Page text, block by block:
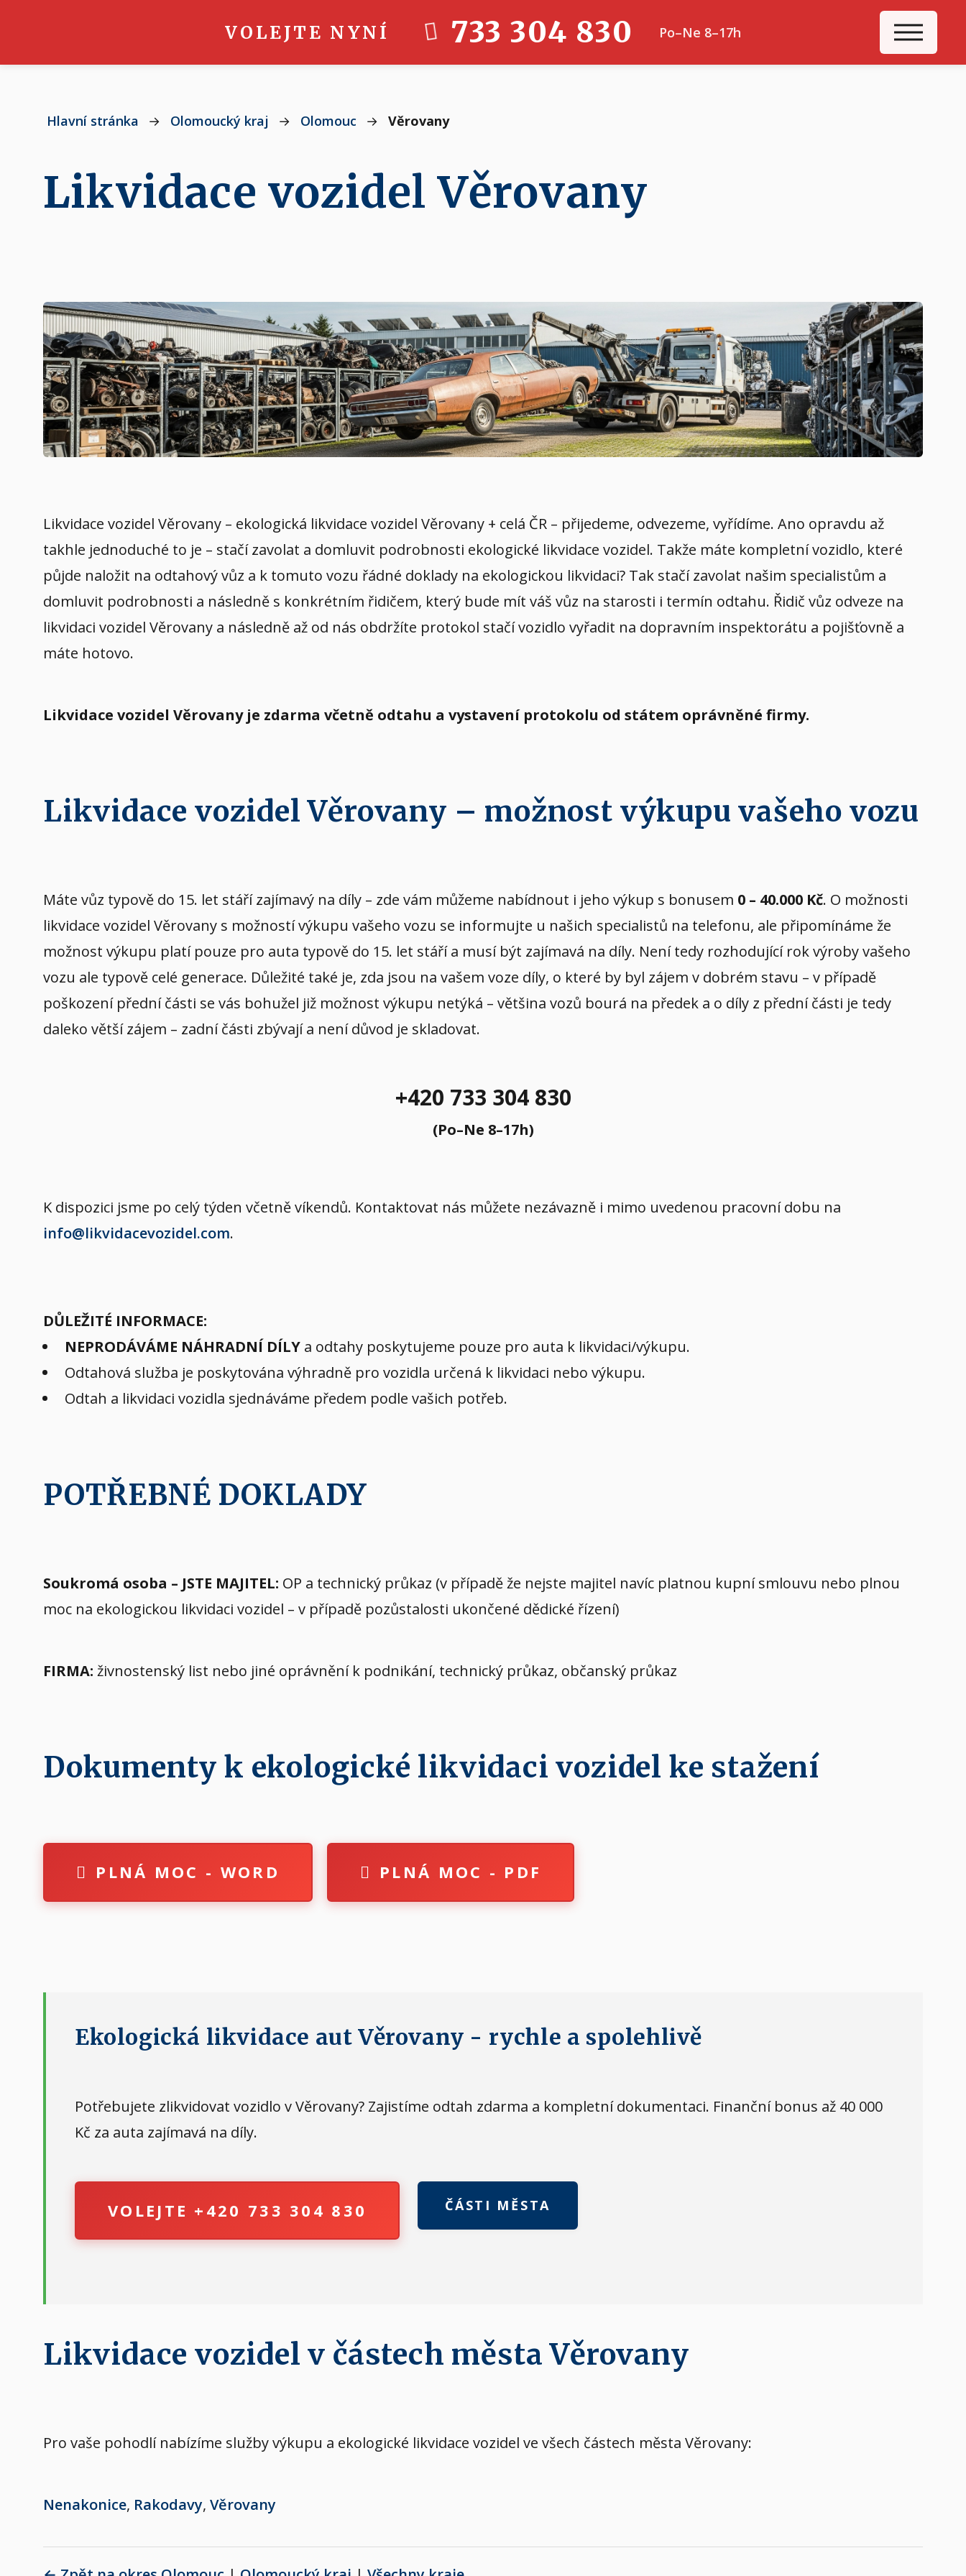
VOLEJTE NYNÍ 733 304 830 Po–Ne 8–17h
Hlavní stránka → Olomoucký kraj → Olomouc → Věrovany
Likvidace vozidel Věrovany
Likvidace vozidel Věrovany – ekologická likvidace vozidel Věrovany + celá ČR – přijedeme, odvezeme, vyřídíme. Ano opravdu až
takhle jednoduché to je – stačí zavolat a domluvit podrobnosti ekologické likvidace vozidel. Takže máte kompletní vozidlo, které
půjde naložit na odtahový vůz a k tomuto vozu řádné doklady na ekologickou likvidaci? Tak stačí zavolat našim specialistům a
domluvit podrobnosti a následně s konkrétním řidičem, který bude mít váš vůz na starosti i termín odtahu. Řidič vůz odveze na
likvidaci vozidel Věrovany a následně až od nás obdržíte protokol stačí vozidlo vyřadit na dopravním inspektorátu a pojišťovně a
máte hotovo.
Likvidace vozidel Věrovany je zdarma včetně odtahu a vystavení protokolu od státem oprávněné firmy.
Likvidace vozidel Věrovany – možnost výkupu vašeho vozu
Máte vůz typově do 15. let stáří zajímavý na díly – zde vám můžeme nabídnout i jeho výkup s bonusem 0 – 40.000 Kč. O možnosti
likvidace vozidel Věrovany s možností výkupu vašeho vozu se informujte u našich specialistů na telefonu, ale připomínáme že
možnost výkupu platí pouze pro auta typově do 15. let stáří a musí být zajímavá na díly. Není tedy rozhodující rok výroby vašeho
vozu ale typově celé generace. Důležité také je, zda jsou na vašem voze díly, o které by byl zájem v dobrém stavu – v případě
poškození přední části se vás bohužel již možnost výkupu netýká – většina vozů bourá na předek a o díly z přední části je tedy
daleko větší zájem – zadní části zbývají a není důvod je skladovat.
+420 733 304 830
(Po–Ne 8–17h)
K dispozici jsme po celý týden včetně víkendů. Kontaktovat nás můžete nezávazně i mimo uvedenou pracovní dobu na
info@likvidacevozidel.com.
DŮLEŽITÉ INFORMACE:
NEPRODÁVÁME NÁHRADNÍ DÍLY a odtahy poskytujeme pouze pro auta k likvidaci/výkupu.
Odtahová služba je poskytována výhradně pro vozidla určená k likvidaci nebo výkupu.
Odtah a likvidaci vozidla sjednáváme předem podle vašich potřeb.
POTŘEBNÉ DOKLADY
Soukromá osoba – JSTE MAJITEL: OP a technický průkaz (v případě že nejste majitel navíc platnou kupní smlouvu nebo plnou
moc na ekologickou likvidaci vozidel – v případě pozůstalosti ukončené dědické řízení)
FIRMA: živnostenský list nebo jiné oprávnění k podnikání, technický průkaz, občanský průkaz
Dokumenty k ekologické likvidaci vozidel ke stažení
PLNÁ MOC - WORD PLNÁ MOC - PDF
Ekologická likvidace aut Věrovany - rychle a spolehlivě
Potřebujete zlikvidovat vozidlo v Věrovany? Zajistíme odtah zdarma a kompletní dokumentaci. Finanční bonus až 40 000
Kč za auta zajímavá na díly.
VOLEJTE +420 733 304 830 ČÁSTI MĚSTA
Likvidace vozidel v částech města Věrovany
Pro vaše pohodlí nabízíme služby výkupu a ekologické likvidace vozidel ve všech částech města Věrovany:
Nenakonice, Rakodavy, Věrovany